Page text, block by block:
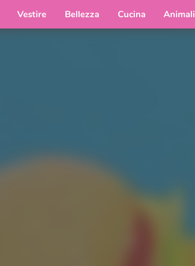
Vestire Bellezza Cucina Animali